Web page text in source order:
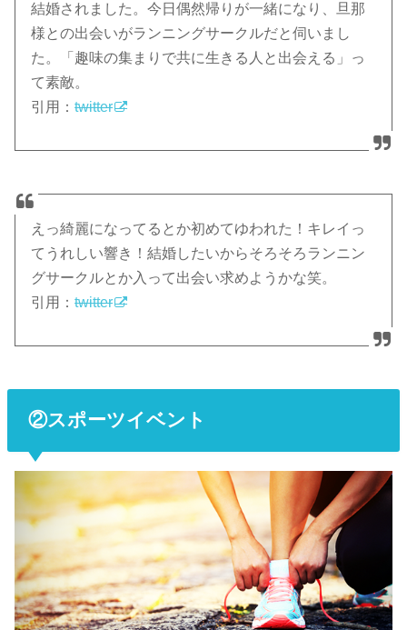
結婚されました。今日偶然帰りが一緒になり、旦那
様との出会いがランニングサークルだと伺いまし
た。「趣味の集まりで共に生きる人と出会える」っ
て素敵。
引用：twitter
えっ綺麗になってるとか初めてゆわれた！キレイっ
てうれしい響き！結婚したいからそろそろランニン
グサークルとか入って出会い求めようかな笑。
引用：twitter
②スポーツイベント